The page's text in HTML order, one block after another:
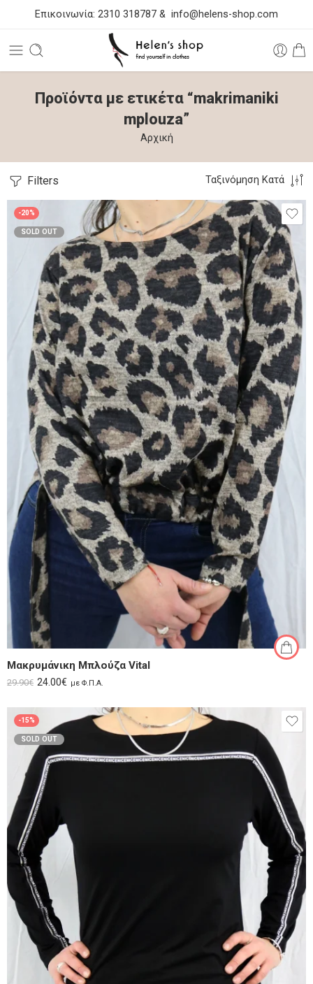
Επικοινωνία: 2310 318787 & info@helens-shop.com
Προϊόντα με ετικέτα “makrimaniki
mplouza”
Αρχική
Filters Ταξινόμηση Κατά
-20%
SOLD OUT
Μακρυμάνικη Μπλούζα Vital
29.90€ 24.00€ με Φ.Π.Α.
-15%
SOLD OUT